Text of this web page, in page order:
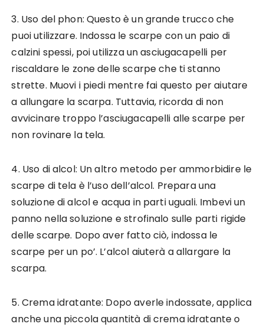
3. Uso del phon: Questo è un grande trucco che
puoi utilizzare. Indossa le scarpe con un paio di
calzini spessi, poi utilizza un asciugacapelli per
riscaldare le zone delle scarpe che ti stanno
strette. Muovi i piedi mentre fai questo per aiutare
a allungare la scarpa. Tuttavia, ricorda di non
avvicinare troppo l’asciugacapelli alle scarpe per
non rovinare la tela.
4. Uso di alcol: Un altro metodo per ammorbidire le
scarpe di tela è l’uso dell’alcol. Prepara una
soluzione di alcol e acqua in parti uguali. Imbevi un
panno nella soluzione e strofinalo sulle parti rigide
delle scarpe. Dopo aver fatto ciò, indossa le
scarpe per un po’. L’alcol aiuterà a allargare la
scarpa.
5. Crema idratante: Dopo averle indossate, applica
anche una piccola quantità di crema idratante o